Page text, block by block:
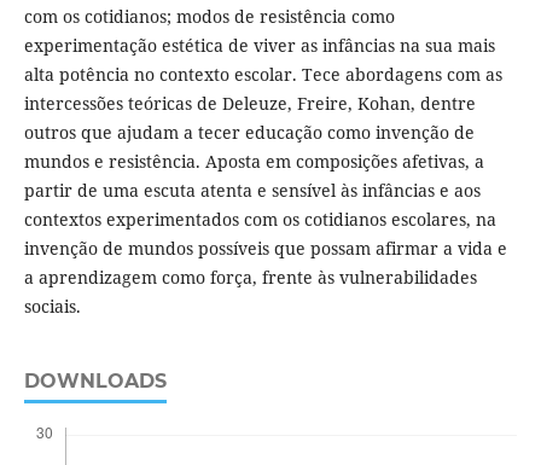
com os cotidianos; modos de resistência como
experimentação estética de viver as infâncias na sua mais
alta potência no contexto escolar. Tece abordagens com as
intercessões teóricas de Deleuze, Freire, Kohan, dentre
outros que ajudam a tecer educação como invenção de
mundos e resistência. Aposta em composições afetivas, a
partir de uma escuta atenta e sensível às infâncias e aos
contextos experimentados com os cotidianos escolares, na
invenção de mundos possíveis que possam afirmar a vida e
a aprendizagem como força, frente às vulnerabilidades
sociais.
DOWNLOADS